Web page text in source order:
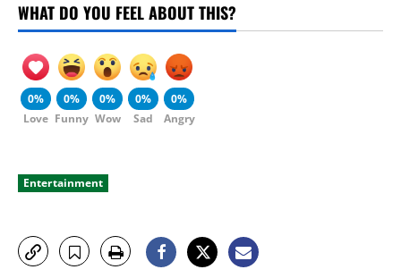
WHAT DO YOU FEEL ABOUT THIS?
0%
Love
0%
Funny
0%
Wow
0%
Sad
0%
Angry
Entertainment